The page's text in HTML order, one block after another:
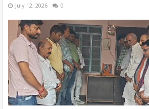
July 12, 2026 0